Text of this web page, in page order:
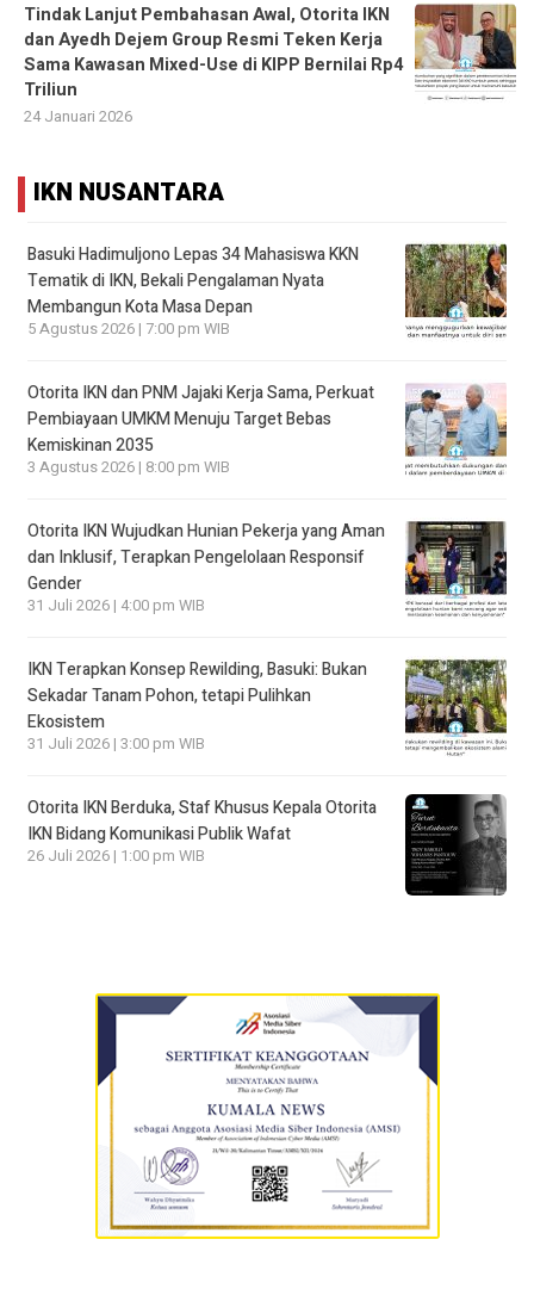
Tindak Lanjut Pembahasan Awal, Otorita IKN
dan Ayedh Dejem Group Resmi Teken Kerja
Sama Kawasan Mixed-Use di KIPP Bernilai Rp4
Triliun
24 Januari 2026
IKN NUSANTARA
Basuki Hadimuljono Lepas 34 Mahasiswa KKN
Tematik di IKN, Bekali Pengalaman Nyata
Membangun Kota Masa Depan
5 Agustus 2026 | 7:00 pm WIB
Otorita IKN dan PNM Jajaki Kerja Sama, Perkuat
Pembiayaan UMKM Menuju Target Bebas
Kemiskinan 2035
3 Agustus 2026 | 8:00 pm WIB
Otorita IKN Wujudkan Hunian Pekerja yang Aman
dan Inklusif, Terapkan Pengelolaan Responsif
Gender
31 Juli 2026 | 4:00 pm WIB
IKN Terapkan Konsep Rewilding, Basuki: Bukan
Sekadar Tanam Pohon, tetapi Pulihkan
Ekosistem
31 Juli 2026 | 3:00 pm WIB
Otorita IKN Berduka, Staf Khusus Kepala Otorita
IKN Bidang Komunikasi Publik Wafat
26 Juli 2026 | 1:00 pm WIB